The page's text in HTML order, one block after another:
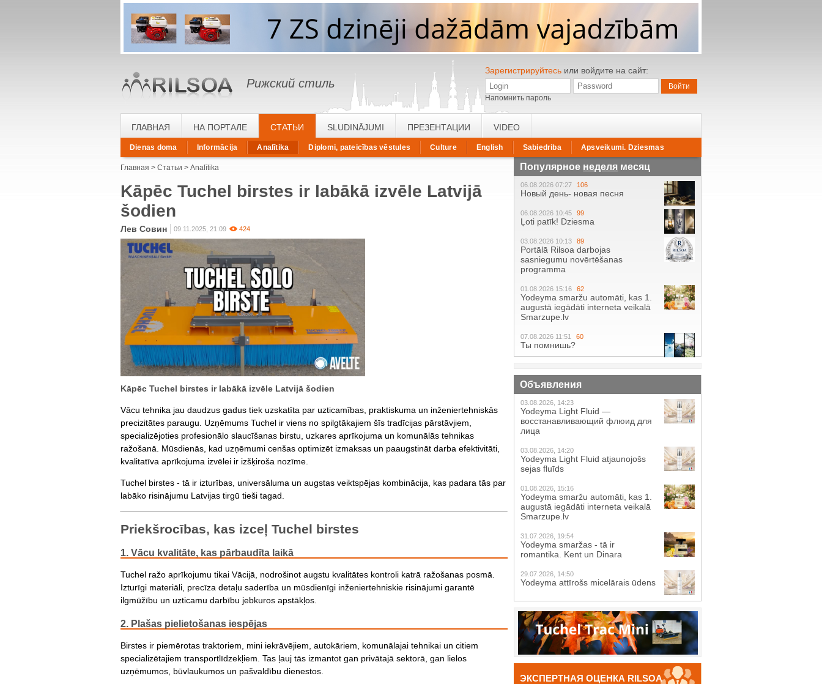
Рижский стиль
Зарегистрируйтесь или войдите на сайт:
Напомнить пароль
ГЛАВНАЯ НА ПОРТАЛЕ СТАТЬИ
Dienas doma Informācija Analītika Diplomi, pateicības vēstules Culture English Sabiedriba Apsveikumi. Dziesmas
SLUDINĀJUMI ПРЕЗЕНТАЦИИ VIDEO
Главная Статьи Analītika
Kāpēc Tuchel birstes ir labākā izvēle Latvijā
šodien
Лев Совин 09.11.2025, 21:09 424
Kāpēc Tuchel birstes ir labākā izvēle Latvijā šodien
Vācu tehnika jau daudzus gadus tiek uzskatīta par uzticamības, praktiskuma un inženiertehniskās
precizitātes paraugu. Uzņēmums Tuchel ir viens no spilgtākajiem šīs tradīcijas pārstāvjiem,
specializējoties profesionālo slaucīšanas birstu, uzkares aprīkojuma un komunālās tehnikas
ražošanā. Mūsdienās, kad uzņēmumi cenšas optimizēt izmaksas un paaugstināt darba efektivitāti,
kvalitatīva aprīkojuma izvēlei ir izšķiroša nozīme.
Tuchel birstes - tā ir izturības, universāluma un augstas veiktspējas kombinācija, kas padara tās par
labāko risinājumu Latvijas tirgū tieši tagad.
Priekšrocības, kas izceļ Tuchel birstes
1. Vācu kvalitāte, kas pārbaudīta laikā
Tuchel ražo aprīkojumu tikai Vācijā, nodrošinot augstu kvalitātes kontroli katrā ražošanas posmā.
Izturīgi materiāli, precīza detaļu saderība un mūsdienīgi inženiertehniskie risinājumi garantē
ilgmūžību un uzticamu darbību jebkuros apstākļos.
2. Plašas pielietošanas iespējas
Birstes ir piemērotas traktoriem, mini iekrāvējiem, autokāriem, komunālajai tehnikai un citiem
specializētajiem transportlīdzekļiem. Tas ļauj tās izmantot gan privātajā sektorā, gan lielos
uzņēmumos, būvlaukumos un pašvaldību dienestos.
Популярное неделя месяц
06.08.2026 07:27 106
Новый день- новая песня
06.08.2026 10:45 99
Ļoti patīk! Dziesma
03.08.2026 10:13 89
Portālā Rilsoa darbojas
sasniegumu novērtēšanas
programma
01.08.2026 15:16 62
Yodeyma smaržu automāti, kas 1.
augustā iegādāti interneta veikalā
Smarzupe.lv
07.08.2026 11:51 60
Ты помнишь?
Объявления
03.08.2026, 14:23
Yodeyma Light Fluid —
восстанавливающий флюид для
лица
03.08.2026, 14:20
Yodeyma Light Fluid atjaunojošs
sejas fluīds
01.08.2026, 15:16
Yodeyma smaržu automāti, kas 1.
augustā iegādāti interneta veikalā
Smarzupe.lv
31.07.2026, 19:54
Yodeyma smaržas - tā ir
romantika. Kent un Dinara
29.07.2026, 14:50
Yodeyma attīrošs micelārais ūdens
ЭКСПЕРТНАЯ ОЦЕНКА RILSOA